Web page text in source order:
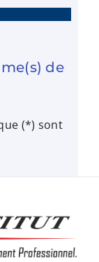
de
(*) sont